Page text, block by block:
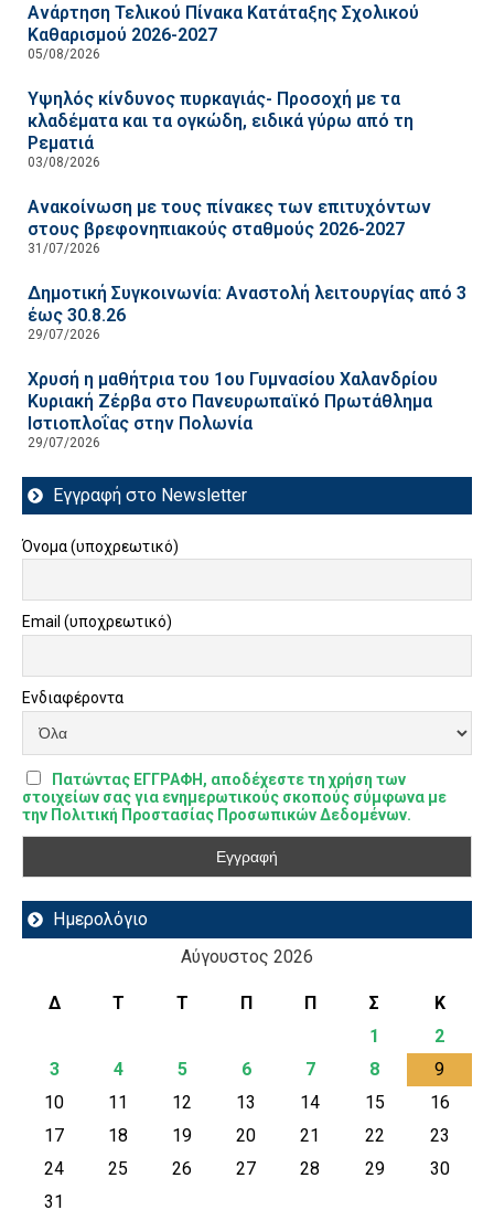
Ανάρτηση Τελικού Πίνακα Κατάταξης Σχολικού
Καθαρισμού 2026-2027
05/08/2026
Υψηλός κίνδυνος πυρκαγιάς- Προσοχή με τα
κλαδέματα και τα ογκώδη, ειδικά γύρω από τη
Ρεματιά
03/08/2026
Ανακοίνωση με τους πίνακες των επιτυχόντων
στους βρεφονηπιακούς σταθμούς 2026-2027
31/07/2026
Δημοτική Συγκοινωνία: Αναστολή λειτουργίας από 3
έως 30.8.26
29/07/2026
Χρυσή η μαθήτρια του 1ου Γυμνασίου Χαλανδρίου
Κυριακή Ζέρβα στο Πανευρωπαϊκό Πρωτάθλημα
Ιστιοπλοΐας στην Πολωνία
29/07/2026
Εγγραφή στο Newsletter
Όνομα (υποχρεωτικό)
Email (υποχρεωτικό)
Ενδιαφέροντα
Πατώντας ΕΓΓΡΑΦΗ, αποδέχεστε τη χρήση των
στοιχείων σας για ενημερωτικούς σκοπούς σύμφωνα με
την Πολιτική Προστασίας Προσωπικών Δεδομένων.
Ημερολόγιο
Αύγουστος 2026
Δ Τ Τ Π Π Σ
Κ
1
2
3
4 5 6 7 8
9
10
11 12 13 14 15
16
17
18 19 20 21 22
23
24
25 26 27 28 29
30
31